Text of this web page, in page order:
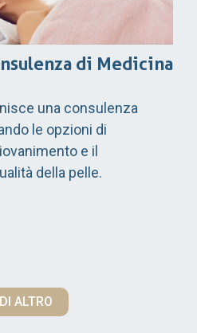
di Medicina
una consulenza
le opzioni di
e il
della pelle.
ALTRO